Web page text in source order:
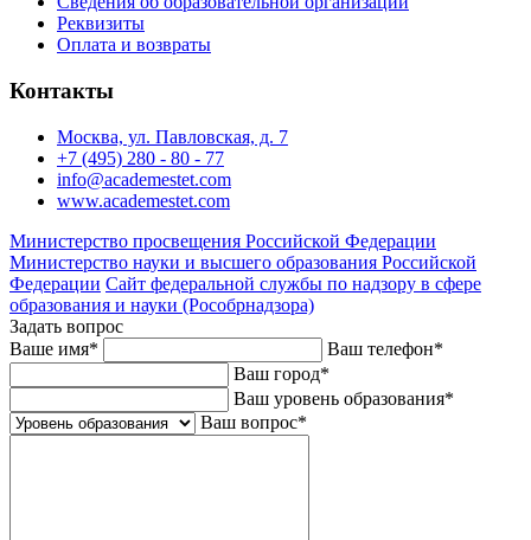
Реквизиты
Оплата и возвраты
Контакты
Москва, ул. Павловская, д. 7
+7 (495) 280 - 80 - 77
info@academestet.com
www.academestet.com
Министерство просвещения Российской Федерации
Министерство науки и высшего образования Российской
Федерации Сайт федеральной службы по надзору в сфере
образования и науки (Рособрнадзора)
Задать вопрос
Ваше имя* Ваш телефон*
Ваш город*
Ваш уровень образования*
Ваш вопрос*